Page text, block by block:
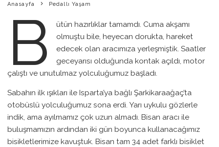
Anasayfa Pedallı Yaşam
B
ütün hazırlıklar tamamdı. Cuma akşamı
olmuştu bile, heyecan dorukta, hareket
edecek olan aracımıza yerleşmiştik. Saatler
geceyarısı olduğunda kontak açıldı, motor
çalıştı ve unutulmaz yolculuğumuz başladı.
Sabahın ilk ışıkları ile Isparta’ya bağlı Şarkikaraağaç’ta
otobüslü yolculuğumuz sona erdi. Yarı uykulu gözlerle
indik, ama ayılmamız çok uzun almadı. Bisan aracı ile
buluşmamızın ardından iki gün boyunca kullanacağımız
bisikletlerimize kavuştuk. Bisan tam 34 adet farklı bisiklet